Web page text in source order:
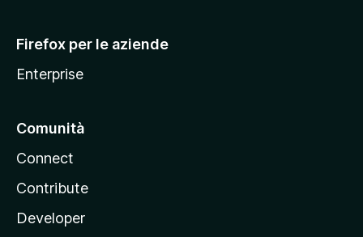
a
Firefox per le aziende
Enterprise
Comunità
Connect
Contribute
Developer